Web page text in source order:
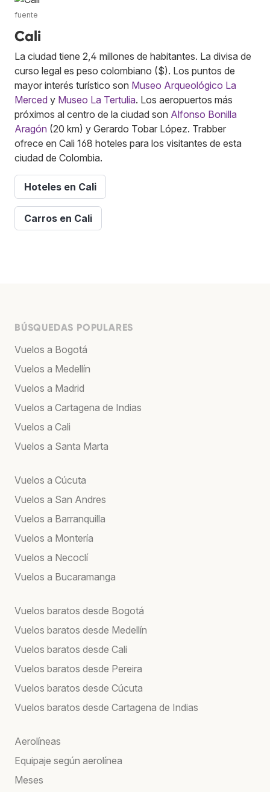
fuente
Cali
La ciudad tiene 2,4 millones de habitantes. La divisa de
curso legal es peso colombiano ($). Los puntos de
mayor interés turístico son Museo Arqueológico La
Merced y Museo La Tertulia. Los aeropuertos más
próximos al centro de la ciudad son Alfonso Bonilla
Aragón (20 km) y Gerardo Tobar López. Trabber
ofrece en Cali 168 hoteles para los visitantes de esta
ciudad de Colombia.
Hoteles en Cali
Carros en Cali
BÚSQUEDAS POPULARES
Vuelos a Bogotá
Vuelos a Medellín
Vuelos a Madrid
Vuelos a Cartagena de Indias
Vuelos a Cali
Vuelos a Santa Marta
Vuelos a Cúcuta
Vuelos a San Andres
Vuelos a Barranquilla
Vuelos a Montería
Vuelos a Necoclí
Vuelos a Bucaramanga
Vuelos baratos desde Bogotá
Vuelos baratos desde Medellín
Vuelos baratos desde Cali
Vuelos baratos desde Pereira
Vuelos baratos desde Cúcuta
Vuelos baratos desde Cartagena de Indias
Aerolíneas
Equipaje según aerolínea
Meses